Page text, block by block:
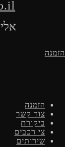
הזמנה
הזמנה
צור קשר
ביקורת
צי רכבים
שירותים